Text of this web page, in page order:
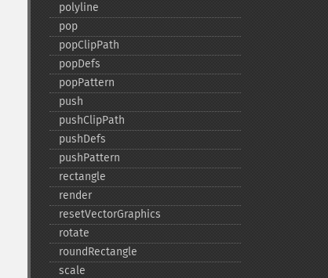
polyline
pop
popClipPath
popDefs
popPattern
push
pushClipPath
pushDefs
pushPattern
rectangle
render
resetVectorGraphics
rotate
roundRectangle
scale